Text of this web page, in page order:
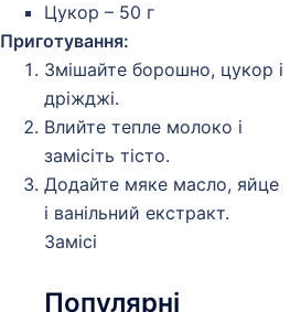
Цукор – 50 г
Приготування:
Змішайте борошно, цукор і
дріжджі.
Влийте тепле молоко і
замісіть тісто.
Додайте мяке масло, яйце
і ванільний екстракт.
Замісі
Популярні